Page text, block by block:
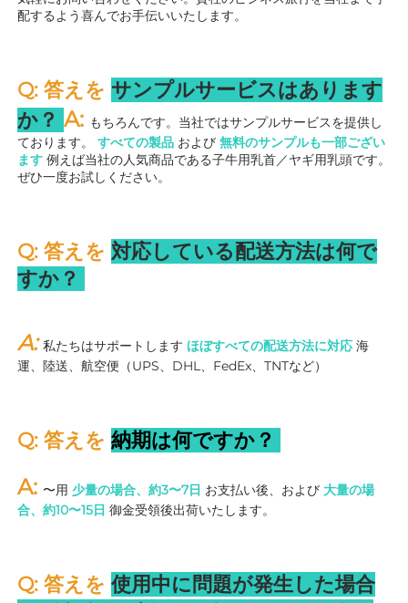
配するよう喜んでお手伝いいたします。
Q: 答えを サンプルサービスはあります
か？ A: もちろんです。当社ではサンプルサービスを提供し
ております。 すべての製品 および 無料のサンプルも一部ござい
ます 例えば当社の人気商品である子牛用乳首／ヤギ用乳頭です。
ぜひ一度お試しください。
Q: 答えを 対応している配送方法は何で
すか？
A: 私たちはサポートします ほぼすべての配送方法に対応 海
運、陸送、航空便（UPS、DHL、FedEx、TNTなど）
Q: 答えを 納期は何ですか？
A: 〜用 少量の場合、約3〜7日 お支払い後、および 大量の場
合、約10〜15日 御金受領後出荷いたします。
Q: 答えを 使用中に問題が発生した場合